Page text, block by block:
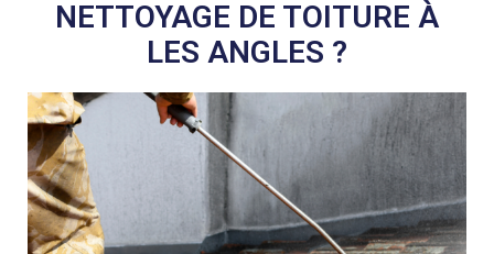
NETTOYAGE DE TOITURE À
LES ANGLES ?